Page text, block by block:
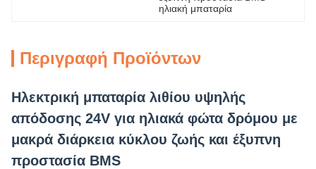
ηλιακή μπαταρία
Περιγραφή Προϊόντων
Ηλεκτρική μπαταρία λιθίου υψηλής
απόδοσης 24V για ηλιακά φώτα δρόμου με
μακρά διάρκεια κύκλου ζωής και έξυπνη
προστασία BMS